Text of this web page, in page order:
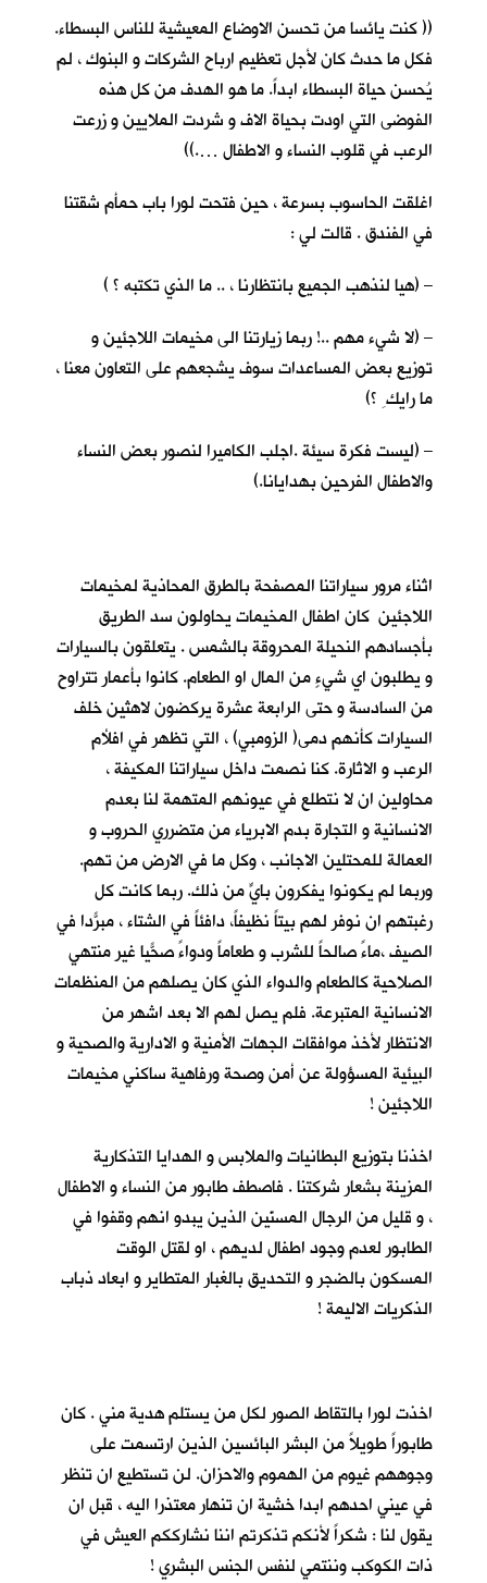
(( كنت يائسا من تحسن الاوضاع المعيشية للناس البسطاء.
فكل ما حدث كان لأجل تعظيم ارباح الشركات و البنوك ، لم
يُحسن حياة البسطاء ابداً. ما هو الهدف من كل هذه
الفوضى التي اودت بحياة الاف و شردت الملايين و زرعت
الرعب في قلوب النساء و الاطفال ….))
اغلقت الحاسوب بسرعة ، حين فتحت لورا باب حمأم شقتنا
في الفندق . قالت لي :
– (هيا لنذهب الجميع بانتظارنا ، .. ما الذي تكتبه ؟ )
– (لا شيء مهم ..! ربما زيارتنا الى مخيمات اللاجئين و
توزيع بعض المساعدات سوف يشجعهم على التعاون معنا ،
ما رايك ِ ؟)
– (ليست فكرة سيئة .اجلب الكاميرا لنصور بعض النساء
والاطفال الفرحين بهدايانا.)
اثناء مرور سياراتنا المصفحة بالطرق المحاذية لمخيمات
اللاجئين كان اطفال المخيمات يحاولون سد الطريق
بأجسادهم النحيلة المحروقة بالشمس . يتعلقون بالسيارات
و يطلبون اي شيءٍ من المال او الطعام. كانوا بأعمار تتراوح
من السادسة و حتى الرابعة عشرة يركضون لاهثين خلف
السيارات كأنهم دمى( الزومبي) ، التي تظهر في افلأم
الرعب و الاثارة. كنا نصمت داخل سياراتنا المكيفة ،
محاولين ان لا نتطلع في عيونهم المتهمة لنا بعدم
الانسانية و التجارة بدم الابرياء من متضرري الحروب و
العمالة للمحتلين الاجانب ، وكل ما في الارض من تهم.
وربما لم يكونوا يفكرون بايٍّ من ذلك. ربما كانت كل
رغبتهم ان نوفر لهم بيتاً نظيفاً، دافئاً في الشتاء ، مبرّداً في
الصيف ،ماءً صالحاً للشرب و طعاماً ودواءً صحّياً غير منتهي
الصلاحية كالطعام والدواء الذي كان يصلهم من المنظمات
الانسانية المتبرعة. فلم يصل لهم الا بعد اشهر من
الانتظار لأخذ موافقات الجهات الأمنية و الادارية والصحية و
البيئية المسؤولة عن أمن وصحة ورفاهية ساكني مخيمات
اللاجئين !
اخذنا بتوزيع البطانيات والملابس و الهدايا التذكارية
المزينة بشعار شركتنا . فاصطف طابور من النساء و الاطفال
، و قليل من الرجال المسنّين الذين يبدو انهم وقفوا في
الطابور لعدم وجود اطفال لديهم ، او لقتل الوقت
المسكون بالضجر و التحديق بالغبار المتطاير و ابعاد ذباب
الذكريات الاليمة !
اخذت لورا بالتقاط الصور لكل من يستلم هدية مني . كان
طابوراً طويلاً من البشر البائسين الذين ارتسمت على
وجوههم غيوم من الهموم والاحزان. لن تستطيع ان تنظر
في عيني احدهم ابدا خشية ان تنهار معتذرا اليه ، قبل ان
يقول لنا : شكراً لأنكم تذكرتم اننا نشارككم العيش في
ذات الكوكب وننتمي لنفس الجنس البشري !